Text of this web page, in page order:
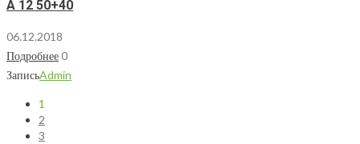
А 12 50+40
06.12.2018
Подробнее0
ЗаписьAdmin
1
2
3